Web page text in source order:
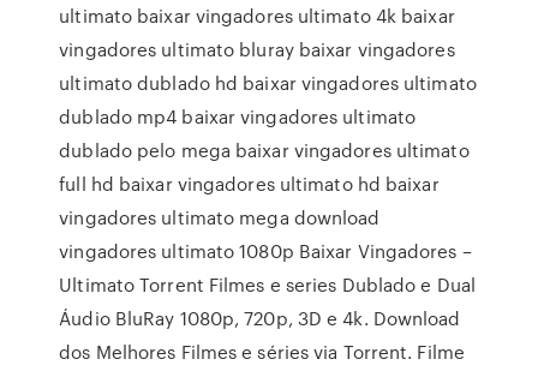
ultimato baixar vingadores ultimato 4k baixar
vingadores ultimato bluray baixar vingadores
ultimato dublado hd baixar vingadores ultimato
dublado mp4 baixar vingadores ultimato
dublado pelo mega baixar vingadores ultimato
full hd baixar vingadores ultimato hd baixar
vingadores ultimato mega download
vingadores ultimato 1080p Baixar Vingadores –
Ultimato Torrent Filmes e series Dublado e Dual
Áudio BluRay 1080p, 720p, 3D e 4k. Download
dos Melhores Filmes e séries via Torrent. Filme